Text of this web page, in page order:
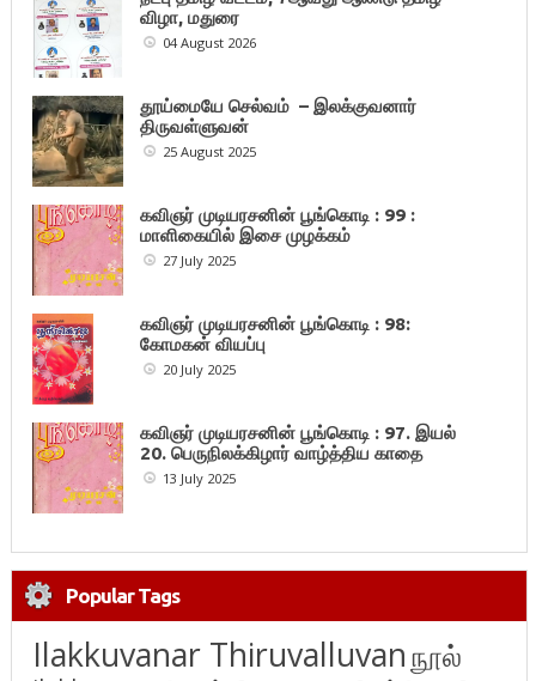
விழா, மதுரை
04 August 2026
தூய்மையே செல்வம் – இலக்குவனார்
திருவள்ளுவன்
25 August 2025
கவிஞர் முடியரசனின் பூங்கொடி : 99 :
மாளிகையில் இசை முழக்கம்
27 July 2025
கவிஞர் முடியரசனின் பூங்கொடி : 98:
கோமகன் வியப்பு
20 July 2025
கவிஞர் முடியரசனின் பூங்கொடி : 97. இயல்
20. பெருநிலக்கிழார் வாழ்த்திய காதை
13 July 2025
Popular Tags
Ilakkuvanar Thiruvalluvanநூல்